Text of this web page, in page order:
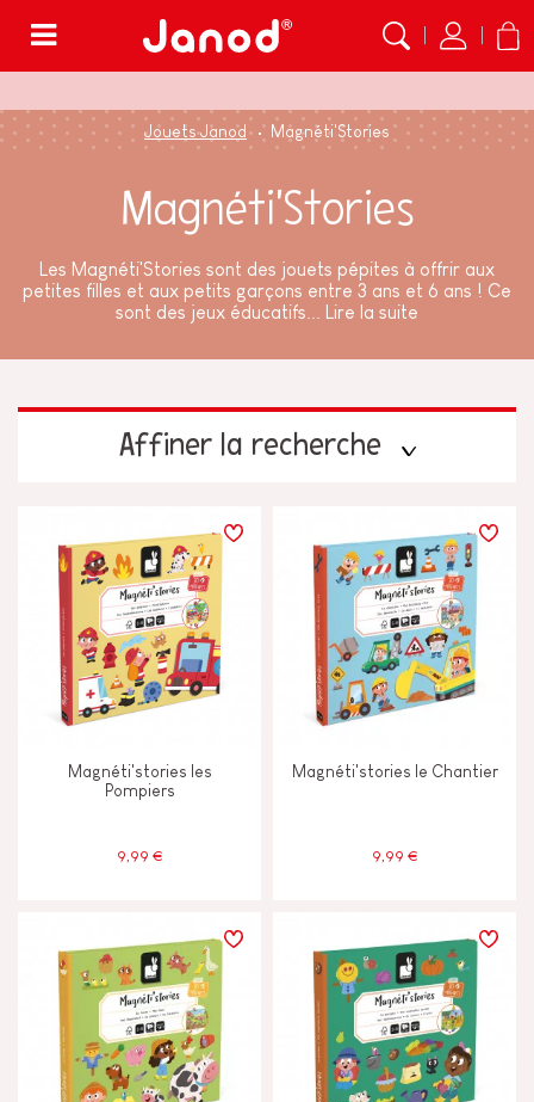
Jouets Janod Magnéti'Stories
Magnéti'Stories
Les Magnéti'Stories sont des jouets pépites à offrir aux
petites filles et aux petits garçons entre 3 ans et 6 ans ! Ce
sont des jeux éducatifs...
Lire la suite
Affiner la recherche
Imaginer inventer & créer
Manipuler & manier
ÂGES
2-3 2 - 3 ans
8 ans et +
Magnéti'stories les
Pompiers
9,99 €
Magnéti'stories le Chantier
9,99 €